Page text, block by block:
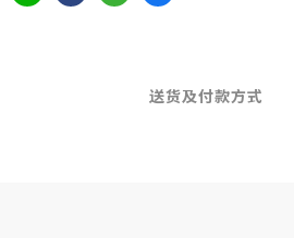
送货及付款方式